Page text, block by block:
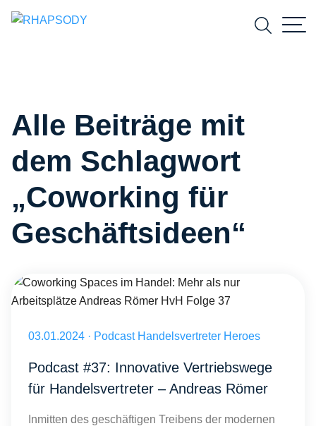
Suchen
Alle Beiträge mit
dem Schlagwort
„Coworking für
Geschäftsideen“
Veröffentlicht am 03.01.2024
03.01.2024 · Podcast Handelsvertreter Heroes
Podcast #37: Innovative Vertriebswege
für Handelsvertreter – Andreas Römer
Inmitten des geschäftigen Treibens der modernen